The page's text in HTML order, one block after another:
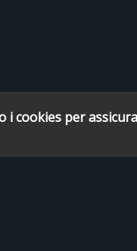
i cookies per